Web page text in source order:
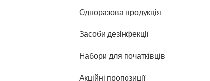
Одноразова продукція
Засоби дезінфекції
Набори для початківців
Акційні пропозиції